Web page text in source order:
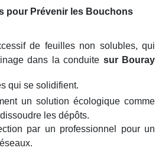
pour Prévenir les Bouchons
de feuilles non solubles, qui
dans la conduite sur Bouray
qui se solidifient.
un solution écologique comme
les dépôts.
par un professionnel pour un